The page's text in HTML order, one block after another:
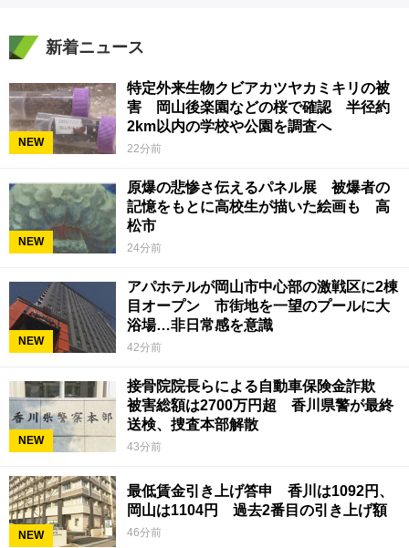
新着ニュース
NEW
特定外来生物クビアカツヤカミキリの被
害 岡山後楽園などの桜で確認 半径約
2km以内の学校や公園を調査へ
22分前
NEW
原爆の悲惨さ伝えるパネル展 被爆者の
記憶をもとに高校生が描いた絵画も 高
松市
24分前
NEW
アパホテルが岡山市中心部の激戦区に2棟
目オープン 市街地を一望のプールに大
浴場…非日常感を意識
42分前
NEW
接骨院院長らによる自動車保険金詐欺
被害総額は2700万円超 香川県警が最終
送検、捜査本部解散
43分前
NEW
最低賃金引き上げ答申 香川は1092円、
岡山は1104円 過去2番目の引き上げ額
46分前